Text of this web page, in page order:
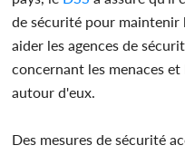
de sécurité pour maintenir
aider les agences de
concernant les menaces
autour d'eux.
Des mesures de sécurité